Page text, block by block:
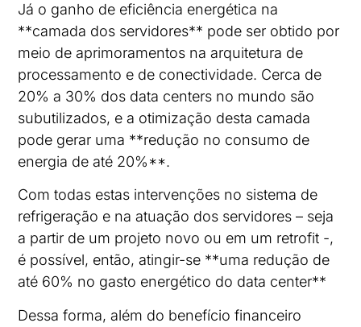
Já o ganho de eficiência energética na
**camada dos servidores** pode ser obtido por
meio de aprimoramentos na arquitetura de
processamento e de conectividade. Cerca de
20% a 30% dos data centers no mundo são
subutilizados, e a otimização desta camada
pode gerar uma **redução no consumo de
energia de até 20%**.
Com todas estas intervenções no sistema de
refrigeração e na atuação dos servidores – seja
a partir de um projeto novo ou em um retrofit -,
é possível, então, atingir-se **uma redução de
até 60% no gasto energético do data center**
Dessa forma, além do benefício financeiro